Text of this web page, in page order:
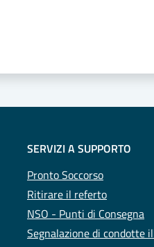
SERVIZI A SUPPORTO
Pronto Soccorso
Ritirare il referto
NSO - Punti di Consegna
Segnalazione di condotte